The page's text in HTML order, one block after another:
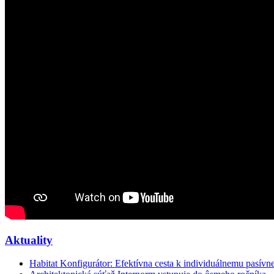
Aktuality
Habitat Konfigurátor: Efektívna cesta k individuálnemu